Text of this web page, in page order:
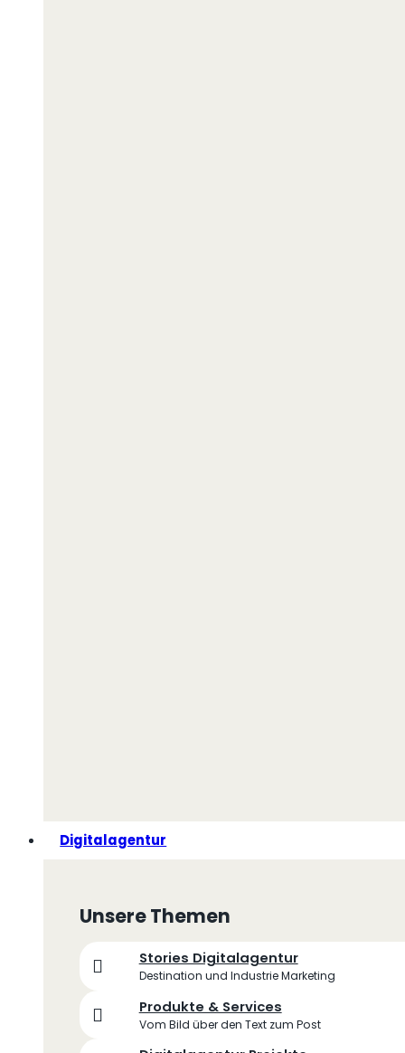
Digitalagentur
Unsere Themen
Stories Digitalagentur
Destination und Industrie Marketing
Produkte & Services
Vom Bild über den Text zum Post